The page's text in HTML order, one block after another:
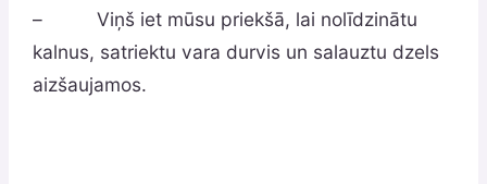
– Viņš iet mūsu priekšā, lai nolīdzinātu
kalnus, satriektu vara durvis un salauztu dzels
aizšaujamos.